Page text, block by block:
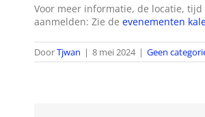
Voor meer informatie, de locatie, tijd
aanmelden: Zie de evenementen
DoorTjwan | 8 mei 2024 | Geen